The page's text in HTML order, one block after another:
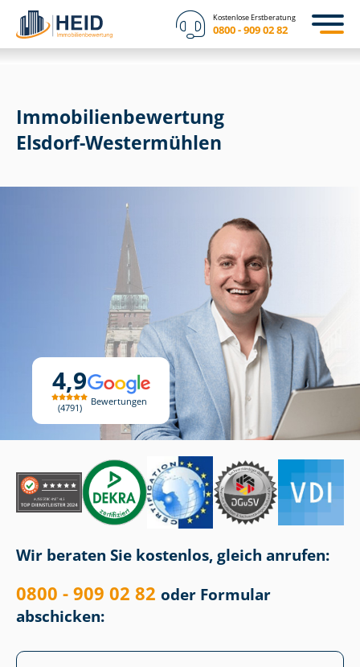
Kostenlose Erstberatung
0800 - 909 02 82
4,9
4791
Bewertungen
Immobilien­bewertung
Elsdorf-Westermühlen
Wir beraten Sie kostenlos, gleich anrufen:
0800 - 909 02 82 oder Formular
abschicken: